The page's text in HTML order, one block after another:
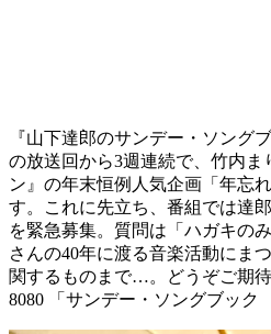
『山下達郎のサンデー・ソング
の放送回から3週連続で、竹内ま
ン』の年末恒例人気企画「年忘
す。これに先立ち、番組では達
を緊急募集。質問は「ハガキの
さんの40年に渡る音楽活動にま
関するものまで…。どうぞご期
8080 「サンデー・ソングブック